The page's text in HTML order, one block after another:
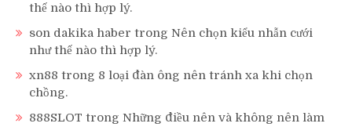
thế nào thì hợp lý.
son dakika haber trong Nên chọn kiểu nhẫn cưới
như thế nào thì hợp lý.
xn88 trong 8 loại đàn ông nên tránh xa khi chọn
chồng.
888SLOT trong Những điều nên và không nên làm